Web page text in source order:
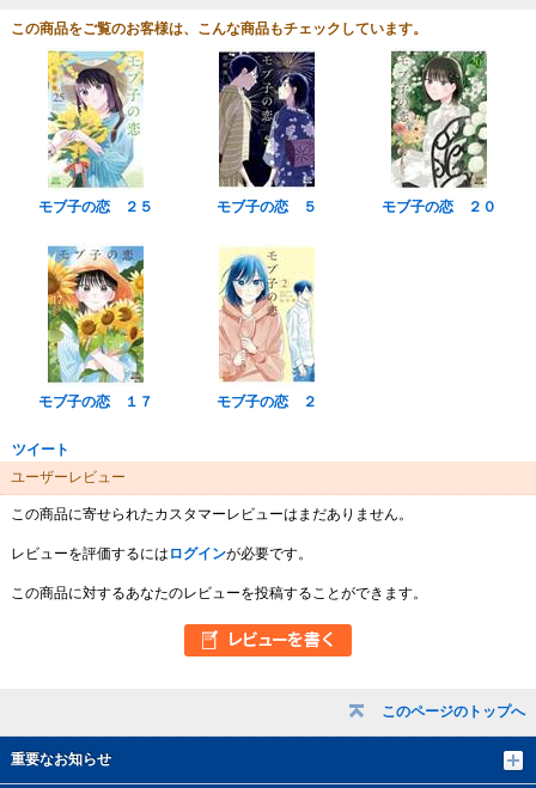
このページのトップへ
重要なお知らせ
この商品をご覧のお客様は、こんな商品もチェックしています。
モブ子の恋 ２５ モブ子の恋 ５ モブ子の恋 ２０
モブ子の恋 １７ モブ子の恋 ２
ツイート
ユーザーレビュー
この商品に寄せられたカスタマーレビューはまだありません。
レビューを評価するには ログインが必要です。
この商品に対するあなたのレビューを投稿することができます。